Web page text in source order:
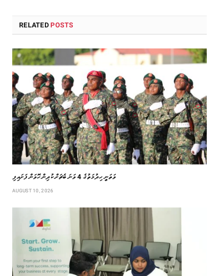
RELATED POSTS
ވަތަނީ ހިދުމަތުގެ 4 ވަނަ ބެޗަށް ކުދިން ހޮވަން ފަށައިފި
AUGUST 10, 2026